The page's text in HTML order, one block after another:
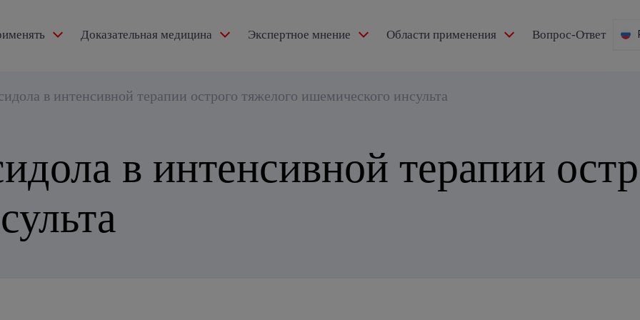
Доказательная медицина Экспертное мнение Области применения Вопрос-Ответ
в интенсивной терапии острого тяжелого ишемического инсульта
в интенсивной терапии